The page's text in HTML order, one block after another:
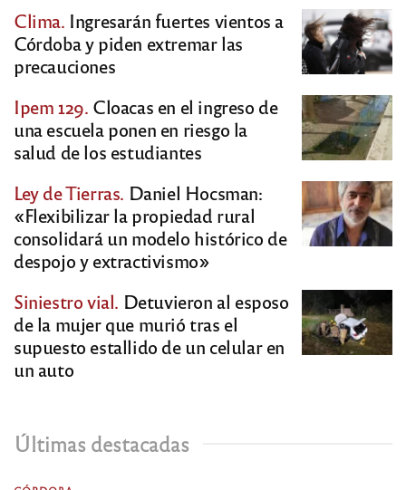
Clima. Ingresarán fuertes vientos a
Córdoba y piden extremar las
precauciones
Ipem 129. Cloacas en el ingreso de
una escuela ponen en riesgo la
salud de los estudiantes
Ley de Tierras. Daniel Hocsman:
«Flexibilizar la propiedad rural
consolidará un modelo histórico de
despojo y extractivismo»
Siniestro vial. Detuvieron al esposo
de la mujer que murió tras el
supuesto estallido de un celular en
un auto
Últimas destacadas